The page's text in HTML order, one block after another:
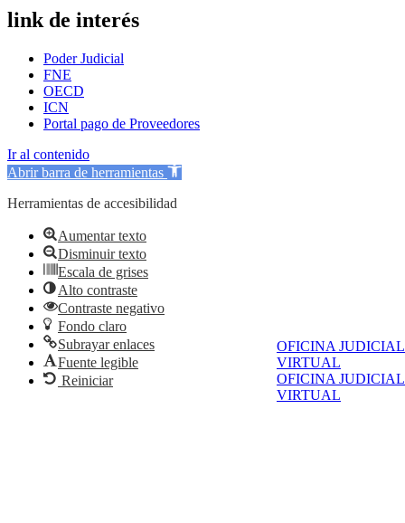
OFICINA JUDICIAL
VIRTUAL
OFICINA JUDICIAL
VIRTUAL
link de interés
Poder Judicial
FNE
OECD
ICN
Portal pago de Proveedores
Ir al contenido
Abrir barra de herramientas
Herramientas de accesibilidad
Aumentar texto
Disminuir texto
Escala de grises
Alto contraste
Contraste negativo
Fondo claro
Subrayar enlaces
Fuente legible
Reiniciar